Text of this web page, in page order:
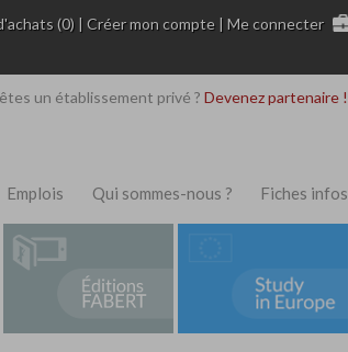
(0) |Créer mon compte |Me connecter
un établissement privé ? Devenez partenaire !
Emplois Qui sommes-nous ? Fiches infos